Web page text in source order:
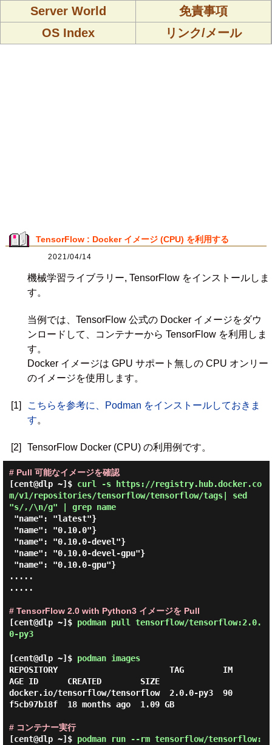
Server World
免責事項
OS Index
リンク/メール
TensorFlow : Docker イメージ (CPU) を利用する
2021/04/14
機械学習ライブラリー, TensorFlow をインストールしま
す。
当例では、TensorFlow 公式の Docker イメージをダウ
ンロードして、コンテナーから TensorFlow を利用しま
す。
Docker イメージは GPU サポート無しの CPU オンリー
のイメージを使用します。
[1]
こちらを参考に、Podman をインストールしておきま
す。
[2] TensorFlow Docker (CPU) の利用例です。
# Pull 可能なイメージを確認
[cent@dlp ~]$ curl -s https://registry.hub.docker.co
m/v1/repositories/tensorflow/tensorflow/tags| sed
"s/,/\n/g" | grep name
.....
.....
# TensorFlow 2.0 with Python3 イメージを Pull
[cent@dlp ~]$ podman pull tensorflow/tensorflow:2.0.
0-py3
[cent@dlp ~]$ podman images
REPOSITORY                       TAG        IM
AGE ID      CREATED        SIZE
docker.io/tensorflow/tensorflow  2.0.0-py3  90
f5cb97b18f  18 months ago  1.09 GB
# コンテナー実行
[cent@dlp ~]$ podman run --rm tensorflow/tensorflow: